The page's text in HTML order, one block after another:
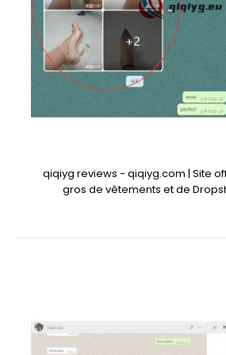
qiqiyg reviews - qiqiyg.com | Site
gros de vêtements et de